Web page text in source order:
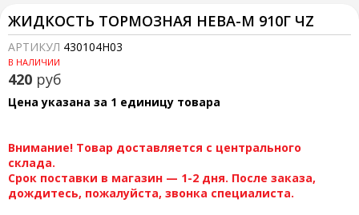
ЖИДКОСТЬ ТОРМОЗНАЯ НЕВА-М 910Г ЧZ
АРТИКУЛ 430104H03
В НАЛИЧИИ
420 руб
Цена указана за 1 единицу товара
Внимание! Товар доставляется с центрального
склада.
Срок поставки в магазин — 1-2 дня. После заказа,
дождитесь, пожалуйста, звонка специалиста.